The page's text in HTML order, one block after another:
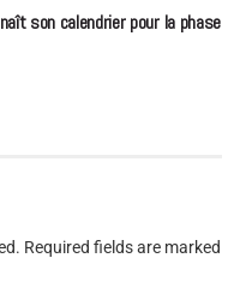
son calendrier pour la phase
Required fields are marked